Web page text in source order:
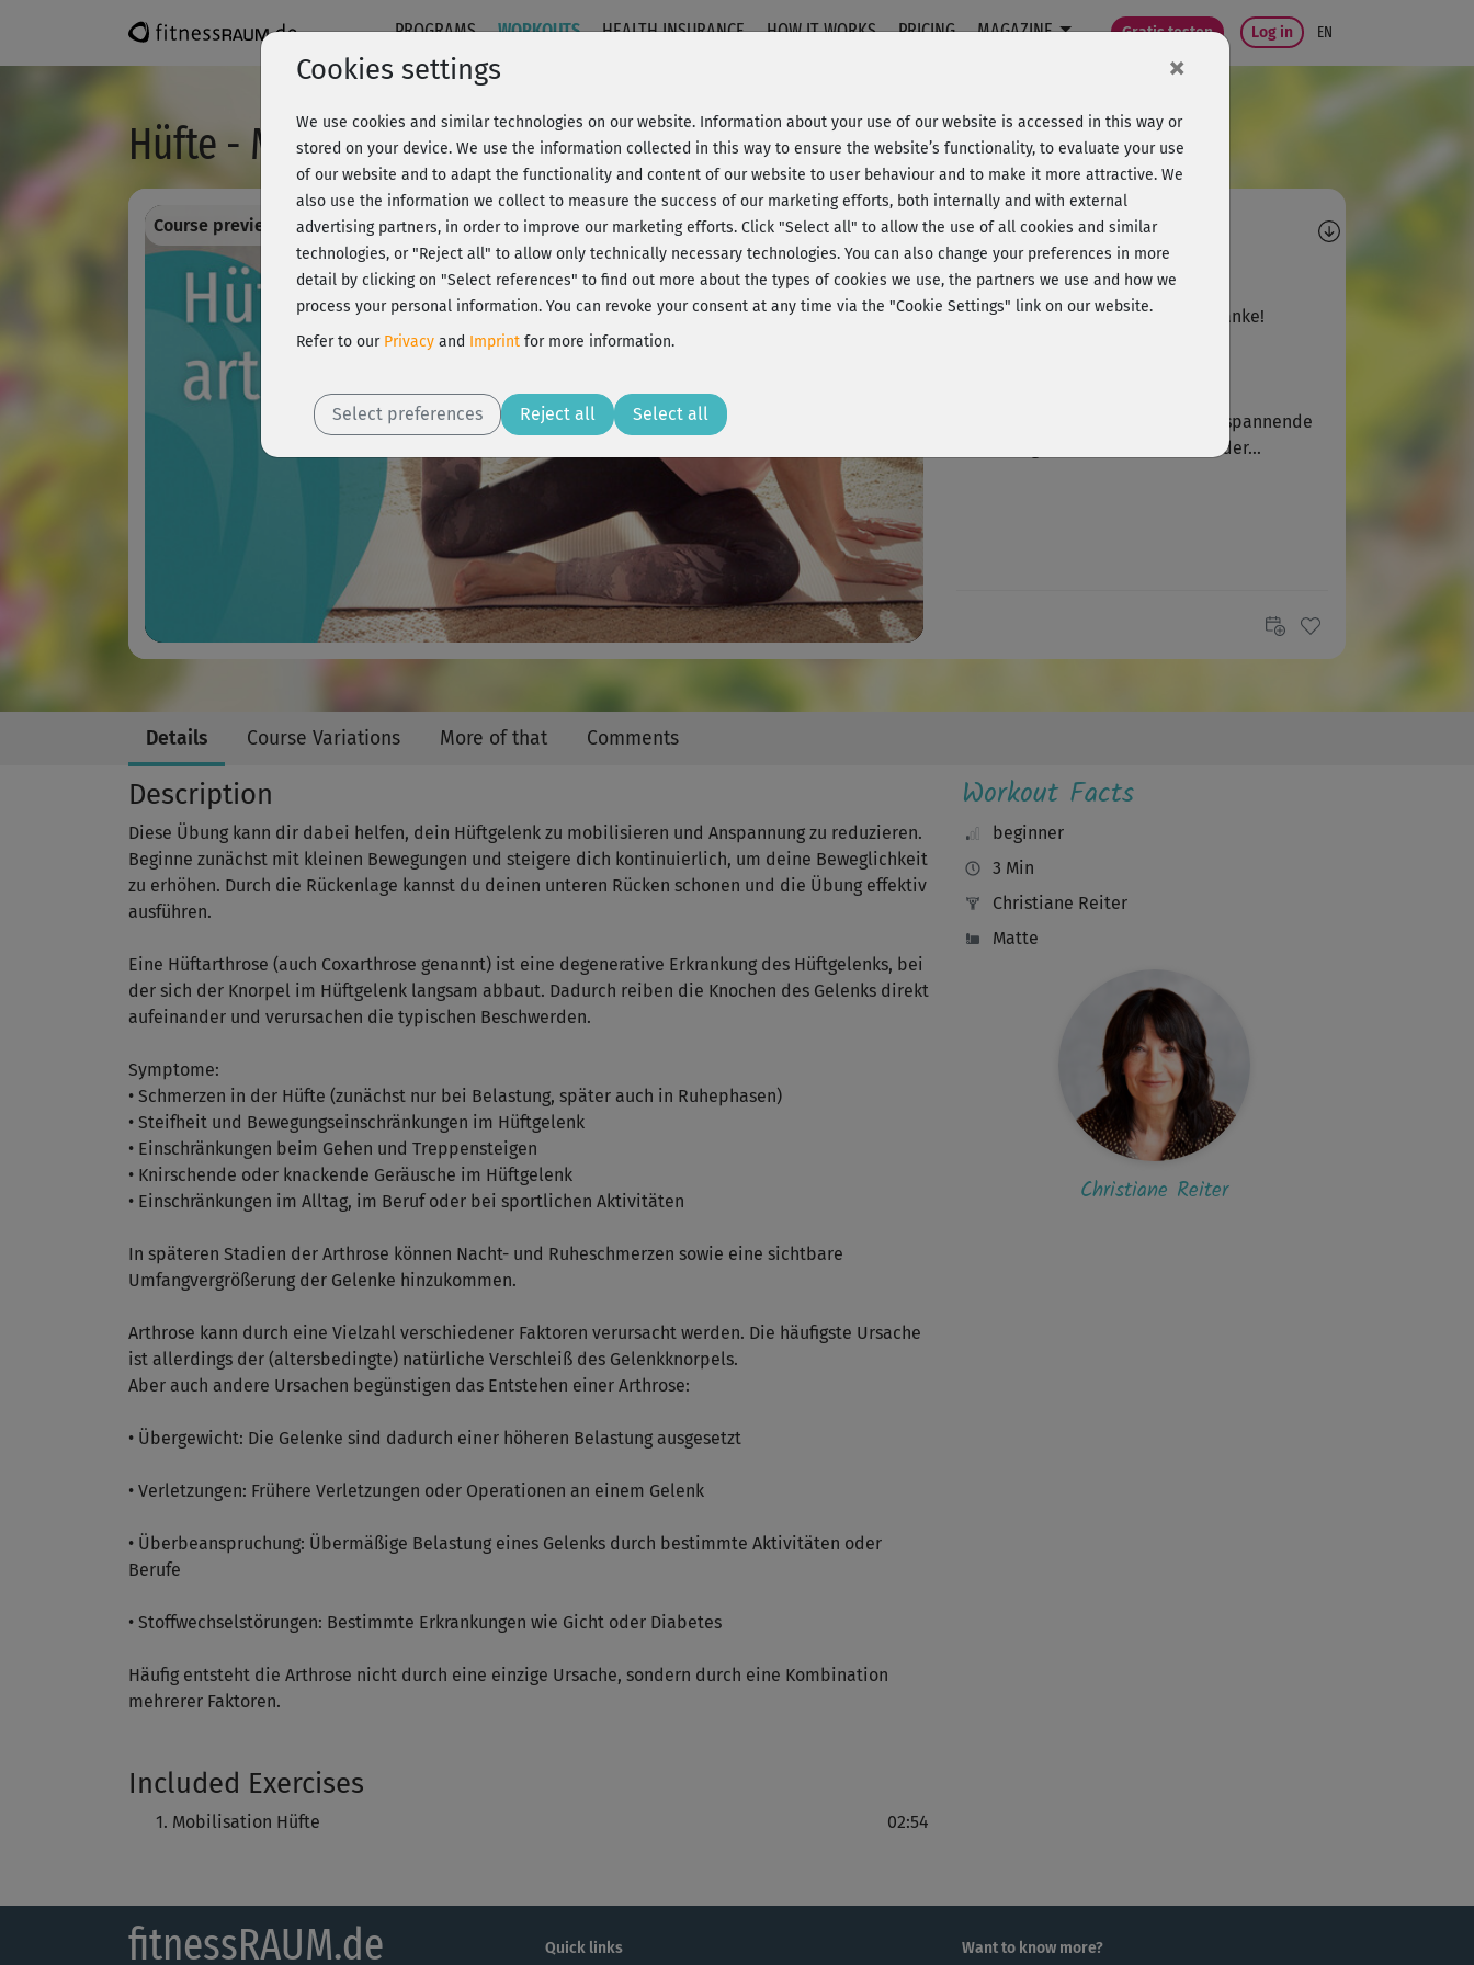
PROGRAMS WORKOUTS HEALTH INSURANCE HOW IT WORKS PRICING MAGAZINE Gratis testen Log in EN
Hüfte - Mobilisation
Play
Video
Course preview - register and train all! 20% Rabatt + Wunsch-Goodie Comments
I
Ina173
Super Übungen und gut erklärt. Danke!
Wirklich eine angenehme und entspannende
Hüftübung. Auch der Hinweis mit der...
Details Course Variations More of that Comments
Description
Diese Übung kann dir dabei helfen, dein Hüftgelenk zu mobilisieren und Anspannung zu reduzieren.
Beginne zunächst mit kleinen Bewegungen und steigere dich kontinuierlich, um deine Beweglichkeit
zu erhöhen. Durch die Rückenlage kannst du deinen unteren Rücken schonen und die Übung effektiv
ausführen.
Eine Hüftarthrose (auch Coxarthrose genannt) ist eine degenerative Erkrankung des Hüftgelenks, bei
der sich der Knorpel im Hüftgelenk langsam abbaut. Dadurch reiben die Knochen des Gelenks direkt
aufeinander und verursachen die typischen Beschwerden.
Symptome:
• Schmerzen in der Hüfte (zunächst nur bei Belastung, später auch in Ruhephasen)
• Steifheit und Bewegungseinschränkungen im Hüftgelenk
• Einschränkungen beim Gehen und Treppensteigen
• Knirschende oder knackende Geräusche im Hüftgelenk
• Einschränkungen im Alltag, im Beruf oder bei sportlichen Aktivitäten
In späteren Stadien der Arthrose können Nacht- und Ruheschmerzen sowie eine sichtbare
Umfangvergrößerung der Gelenke hinzukommen.
Arthrose kann durch eine Vielzahl verschiedener Faktoren verursacht werden. Die häufigste Ursache
ist allerdings der (altersbedingte) natürliche Verschleiß des Gelenkknorpels.
Aber auch andere Ursachen begünstigen das Entstehen einer Arthrose:
• Übergewicht: Die Gelenke sind dadurch einer höheren Belastung ausgesetzt
• Verletzungen: Frühere Verletzungen oder Operationen an einem Gelenk
• Überbeanspruchung: Übermäßige Belastung eines Gelenks durch bestimmte Aktivitäten oder
Berufe
• Stoffwechselstörungen: Bestimmte Erkrankungen wie Gicht oder Diabetes
Häufig entsteht die Arthrose nicht durch eine einzige Ursache, sondern durch eine Kombination
mehrerer Faktoren.
Included Exercises
Mobilisation Hüfte 02:54
Workout Facts
beginner
3 Min
Christiane Reiter
Matte
Christiane Reiter
fitnessRAUM.de Quick links Want to know more?
Cookies settings ×
We use cookies and similar technologies on our website. Information about your use of our website is accessed in this way or
stored on your device. We use the information collected in this way to ensure the website’s functionality, to evaluate your use
of our website and to adapt the functionality and content of our website to user behaviour and to make it more attractive. We
also use the information we collect to measure the success of our marketing efforts, both internally and with external
advertising partners, in order to improve our marketing efforts. Click "Select all" to allow the use of all cookies and similar
technologies, or "Reject all" to allow only technically necessary technologies. You can also change your preferences in more
detail by clicking on "Select references" to find out more about the types of cookies we use, the partners we use and how we
process your personal information. You can revoke your consent at any time via the "Cookie Settings" link on our website.
Refer to our Privacy and Imprint for more information.
Select preferences Reject all Select all